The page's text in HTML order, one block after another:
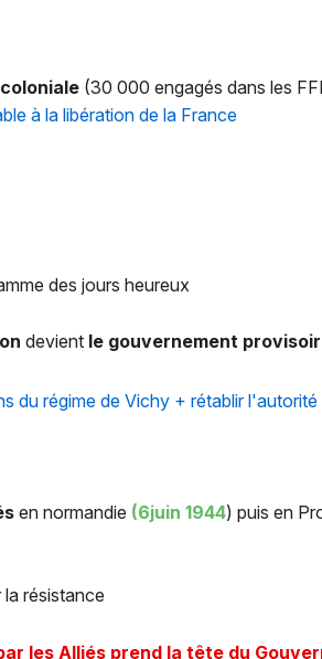
(30 000 engagés dans les
à la libération de la France
des jours heureux
devient le gouvernement
du régime de Vichy + rétablir
en normandie (6juin 1944) puis en
la résistance
les Alliés prend la tête du